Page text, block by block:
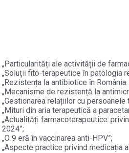
„Particularități ale activității de
„Soluții fito-terapeutice în patologia
„Rezistența la antibiotice în
„Mecanisme de rezistență la
„Gestionarea relațiilor cu persoanele
„Mituri din aria terapeutică a
„Actualități farmacoterapeutice
2024”;
„O 9 eră în vaccinarea anti-HPV”;
„Aspecte practice privind medicația